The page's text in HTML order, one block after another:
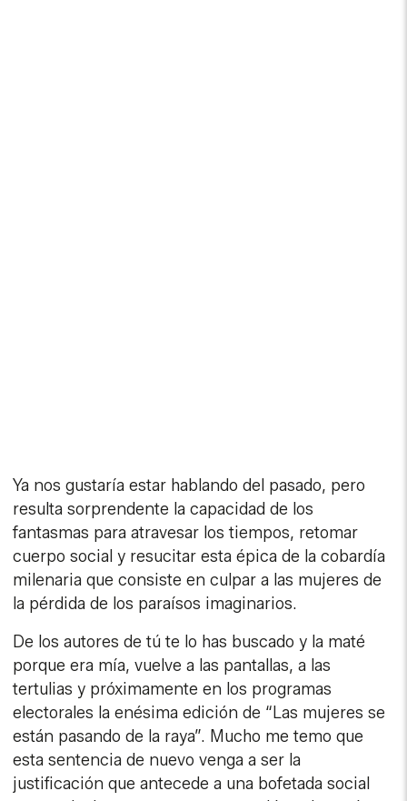
Ya nos gustaría estar hablando del pasado, pero
resulta sorprendente la capacidad de los
fantasmas para atravesar los tiempos, retomar
cuerpo social y resucitar esta épica de la cobardía
milenaria que consiste en culpar a las mujeres de
la pérdida de los paraísos imaginarios.
De los autores de tú te lo has buscado y la maté
porque era mía, vuelve a las pantallas, a las
tertulias y próximamente en los programas
electorales la enésima edición de “Las mujeres se
están pasando de la raya”. Mucho me temo que
esta sentencia de nuevo venga a ser la
justificación que antecede a una bofetada social